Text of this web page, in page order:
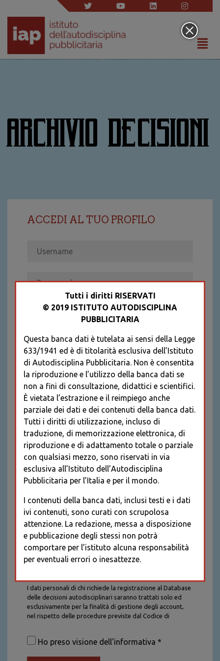
ARCHIVIO DECISIONI
ACCEDI AL TUO PROFILO
Recupera password
REGISTRATI
* I CAMPI CONTRASSEGNATI SONO
OBBLIGATORI
I dati personali di chi richiede la registrazione al Database
delle decisioni autodisciplinari saranno trattati solo ed
esclusivamente per la finalità di gestione degli account,
nel rispetto delle procedure previste dal Codice di
saranno trattati con tutte le cautele richieste dalla legge e
saranno conservati per la durata stabilita caso per caso
Ho preso visione dell'informativa *
Tutti i diritti RISERVATI
© 2019 ISTITUTO AUTODISCIPLINA
PUBBLICITARIA
Questa banca dati è tutelata ai sensi della Legge
633/1941 ed è di titolarità esclusiva dell’Istituto
di Autodisciplina Pubblicitaria. Non è consentita
la riproduzione e l’utilizzo della banca dati se
non a fini di consultazione, didattici e scientifici.
È vietata l’estrazione e il reimpiego anche
parziale dei dati e dei contenuti della banca dati.
Tutti i diritti di utilizzazione, incluso di
traduzione, di memorizzazione elettronica, di
riproduzione e di adattamento totale o parziale
con qualsiasi mezzo, sono riservati in via
esclusiva all’Istituto dell’Autodisciplina
Pubblicitaria per l’Italia e per il mondo.
I contenuti della banca dati, inclusi testi e i dati
ivi contenuti, sono curati con scrupolosa
attenzione. La redazione, messa a disposizione
e pubblicazione degli stessi non potrà
comportare per l’istituto alcuna responsabilità
per eventuali errori o inesattezze.